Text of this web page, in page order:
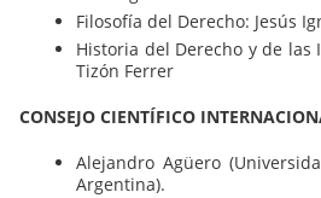
Filosofía del Derecho: Jesús
Historia del Derecho y de las
Tizón Ferrer
CONSEJO CIENTÍFICO
Alejandro Agüero
Argentina).